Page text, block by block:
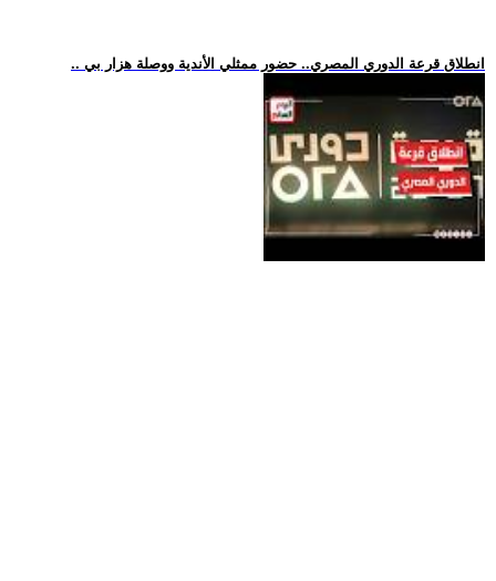
.. انطلاق قرعة الدوري المصري.. حضور ممثلي الأندية ووصلة هزار بي